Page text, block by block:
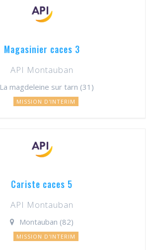
Magasinier caces 3
API Montauban
La magdeleine sur tarn (31)
MISSION D'INTERIM
Cariste caces 5
API Montauban
Montauban (82)
MISSION D'INTERIM